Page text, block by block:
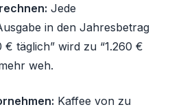
Jede
in den Jahresbetrag
€ täglich” wird zu “1.260 €
weh.
Kaffee von zu